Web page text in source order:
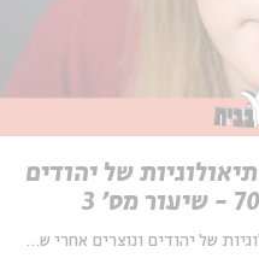
של יהודים
של יהודים ונוצרים אחרי שנת 70